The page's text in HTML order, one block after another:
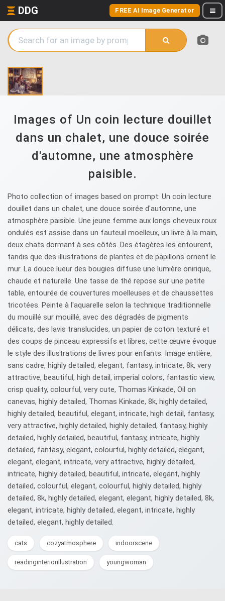
DDG FREE AI Image Generator
Images of Un coin lecture douillet
dans un chalet, une douce soirée
d'automne, une atmosphère
paisible.
Photo collection of images based on prompt: Un coin lecture
douillet dans un chalet, une douce soirée d'automne, une
atmosphère paisible. Une jeune femme aux longs cheveux roux
ondulés est assise dans un fauteuil moelleux, un livre à la main,
deux chats dormant à ses côtés. Des étagères les entourent,
tandis que des illustrations de plantes et de papillons ornent le
mur. La douce lueur des bougies diffuse une lumière onirique,
chaude et naturelle. Une tasse de thé repose sur une petite
table, entourée de couvertures moelleuses et de chaussettes
tricotées. Peinte à l'aquarelle selon la technique traditionnelle
du mouillé sur mouillé, avec des dégradés de pigments
délicats, des lavis translucides, un papier de coton texturé et
des coups de pinceau expressifs et libres, cette œuvre évoque
le style des illustrations de livres pour enfants. Image entière,
sans cadre, highly detailed, elegant, fantasy, intricate, 8k, very
attractive, beautiful, high detail, imperial colors, fantastic view,
crisp quality, colourful, very cute, Thomas Kinkade, Oil on
canevas, highly detailed, Thomas Kinkade, 8k, highly detailed,
highly detailed, beautiful, elegant, intricate, high detail, fantasy,
very attractive, highly detailed, highly detailed, fantasy, highly
detailed, highly detailed, beautiful, fantasy, intricate, highly
detailed, fantasy, elegant, colourful, highly detailed, elegant,
elegant, elegant, intricate, very attractive, highly detailed,
intricate, highly detailed, beautiful, intricate, elegant, highly
detailed, colourful, elegant, colourful, highly detailed, highly
detailed, 8k, highly detailed, elegant, elegant, highly detailed, 8k,
elegant, intricate, highly detailed, elegant, intricate, highly
detailed, elegant, highly detailed.
cats cozyatmosphere indoorscene
readinginteriorillustration youngwoman